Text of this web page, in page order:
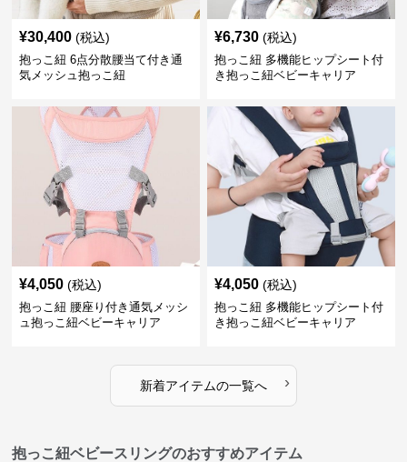
¥30,400 (税込)
抱っこ紐 6点分散腰当て付き通
気メッシュ抱っこ紐
¥6,730 (税込)
抱っこ紐 多機能ヒップシート付
き抱っこ紐ベビーキャリア
¥4,050 (税込)
抱っこ紐 腰座り付き通気メッシ
ュ抱っこ紐ベビーキャリア
¥4,050 (税込)
抱っこ紐 多機能ヒップシート付
き抱っこ紐ベビーキャリア
新着アイテムの一覧へ ›
抱っこ紐ベビースリングのおすすめアイテム